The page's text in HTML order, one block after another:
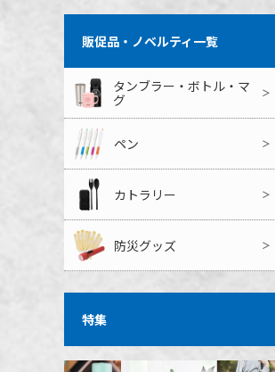
販促品・ノベルティ一覧
タンブラー・ボトル・マ
グ
ペン
カトラリー
防災グッズ
特集